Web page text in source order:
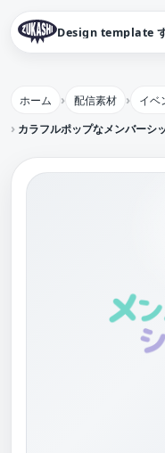
Design template
ホーム 配信素材
イベ
カラフルポップなメンバーシ